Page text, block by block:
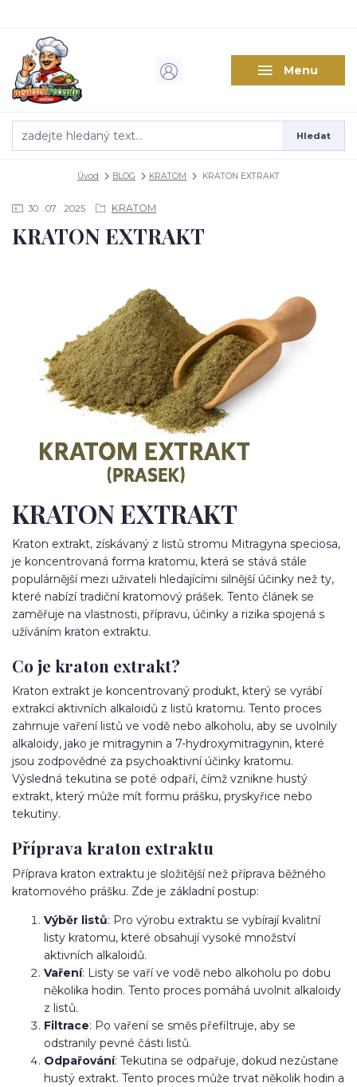
Menu
Hledat
Úvod BLOG KRATOM KRATON EXTRAKT
30 07 2025 KRATOM
KRATON EXTRAKT
KRATON EXTRAKT
Kraton extrakt, získávaný z listů stromu Mitragyna speciosa,
je koncentrovaná forma kratomu, která se stává stále
populárnější mezi uživateli hledajícími silnější účinky než ty,
které nabízí tradiční kratomový prášek. Tento článek se
zaměřuje na vlastnosti, přípravu, účinky a rizika spojená s
užíváním kraton extraktu.
Co je kraton extrakt?
Kraton extrakt je koncentrovaný produkt, který se vyrábí
extrakcí aktivních alkaloidů z listů kratomu. Tento proces
zahrnuje vaření listů ve vodě nebo alkoholu, aby se uvolnily
alkaloidy, jako je mitragynin a 7-hydroxymitragynin, které
jsou zodpovědné za psychoaktivní účinky kratomu.
Výsledná tekutina se poté odpaří, čímž vznikne hustý
extrakt, který může mít formu prášku, pryskyřice nebo
tekutiny.
Příprava kraton extraktu
Příprava kraton extraktu je složitější než příprava běžného
kratomového prášku. Zde je základní postup:
Výběr listů: Pro výrobu extraktu se vybírají kvalitní
listy kratomu, které obsahují vysoké množství
aktivních alkaloidů.
Vaření: Listy se vaří ve vodě nebo alkoholu po dobu
několika hodin. Tento proces pomáhá uvolnit alkaloidy
z listů.
Filtrace: Po vaření se směs přefiltruje, aby se
odstranily pevné části listů.
Odpařování: Tekutina se odpařuje, dokud nezůstane
hustý extrakt. Tento proces může trvat několik hodin a